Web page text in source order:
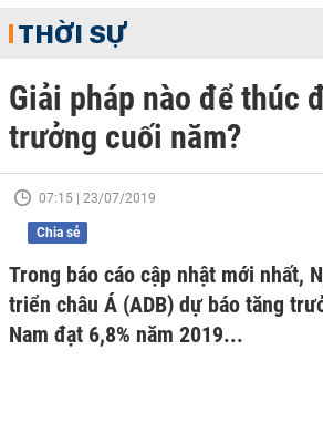
THỜI SỰ
Giải pháp nào để thúc
trưởng cuối năm?
07:15 | 23/07/2019
Chia sẻ
Trong báo cáo cập nhật mới nhất,
triển châu Á (ADB) dự báo tăng
Nam đạt 6,8% năm 2019...